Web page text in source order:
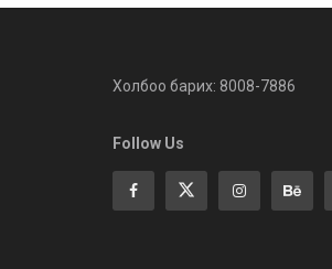
Холбоо барих: 8008-7886
Follow Us